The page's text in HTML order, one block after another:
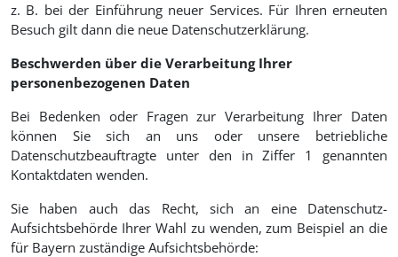
z. B. bei der Einführung neuer Services. Für Ihren erneuten
Besuch gilt dann die neue Datenschutzerklärung.
Beschwerden über die Verarbeitung Ihrer
personenbezogenen Daten
Bei Bedenken oder Fragen zur Verarbeitung Ihrer Daten
können Sie sich an uns oder unsere betriebliche
Datenschutzbeauftragte unter den in Ziffer 1 genannten
Kontaktdaten wenden.
Sie haben auch das Recht, sich an eine Datenschutz-
Aufsichtsbehörde Ihrer Wahl zu wenden, zum Beispiel an die
für Bayern zuständige Aufsichtsbehörde: